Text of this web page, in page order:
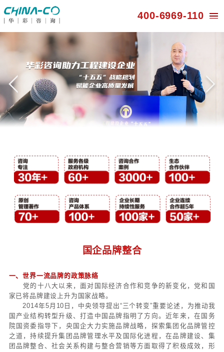
400-
国企品牌整合
一、世界一流品牌的政策脉络